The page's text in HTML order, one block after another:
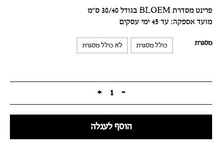
through
180.00 ש״ח
פרינט מסדרת BLOEM בגודל 30/40 ס"מ
מועד אספקה: עד 45 ימי עסקים
מסגרת כולל מסגרת לא כולל מסגרת
-
1
+
הוסף לעגלה